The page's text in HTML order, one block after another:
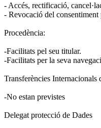
- Accés, rectificació,
- Revocació del consentiment
Procedència:
-Facilitats pel seu titular.
-Facilitats per la seva
Transferències Internacionals
-No estan previstes
Delegat protecció de Dades